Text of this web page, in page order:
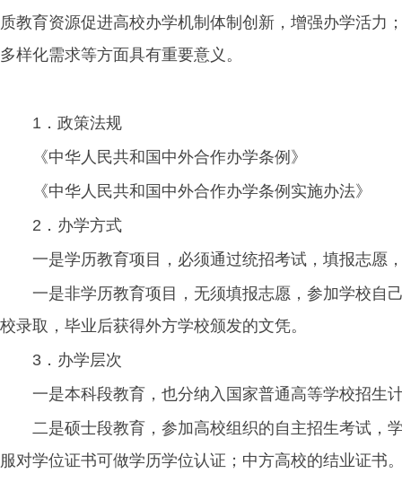
质教育资源促进高校办学机制体制创新，增强办学活力
多样化需求等方面具有重要意义。
1．政策法规
《中华人民共和国中外合作办学条例》
《中华人民共和国中外合作办学条例实施办法》
2．办学方式
一是学历教育项目，必须通过统招考试，填报志愿
一是非学历教育项目，无须填报志愿，参加学校自
校录取，毕业后获得外方学校颁发的文凭。
3．办学层次
一是本科段教育，也分纳入国家普通高等学校招生
二是硕士段教育，参加高校组织的自主招生考试，
服对学位证书可做学历学位认证；中方高校的结业证书